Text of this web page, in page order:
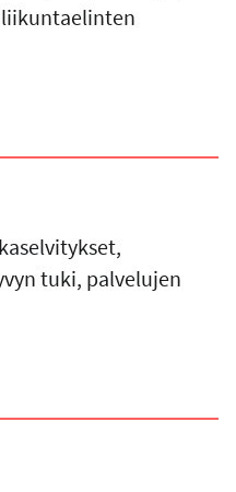
tuki, palvelujen